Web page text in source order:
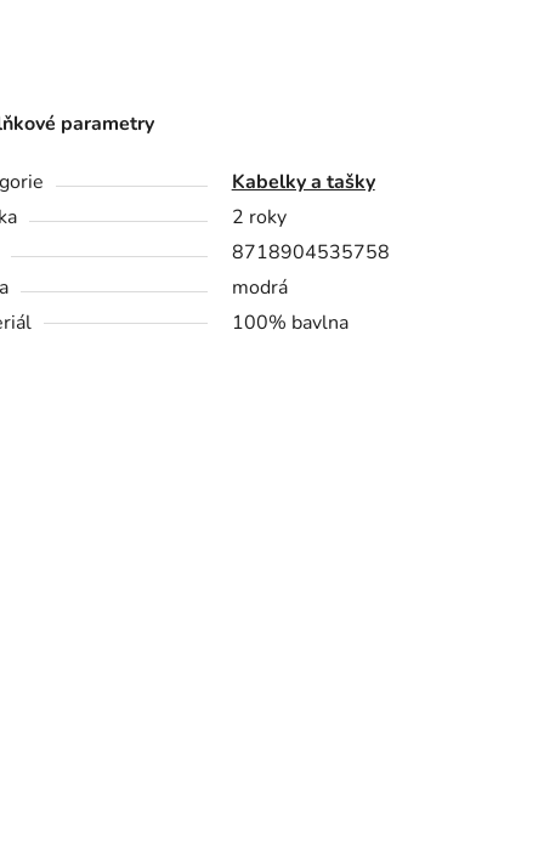
parametry
Kabelky a tašky
2 roky
8718904535758
modrá
100% bavlna